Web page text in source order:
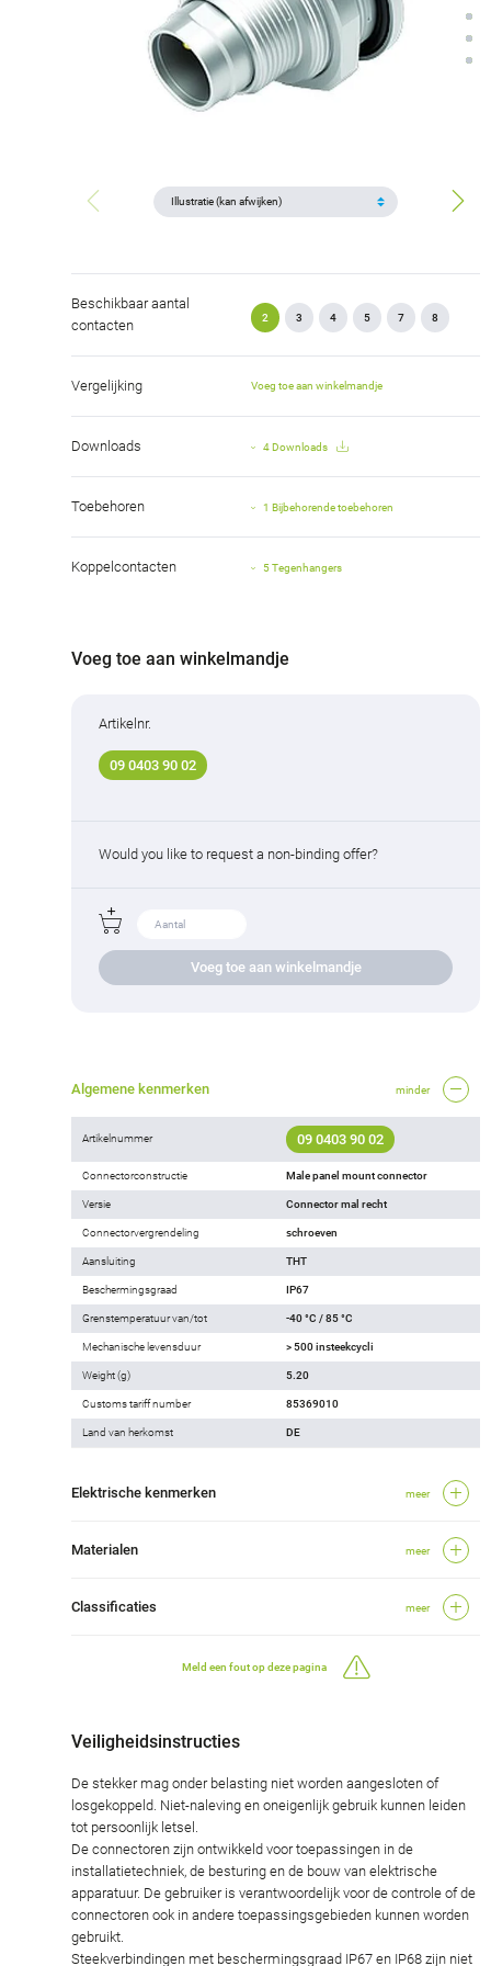
Beschikbaar aantal
contacten
2 3 4 5 7 8
Vergelijking Voeg toe aan winkelmandje
Downloads 4 Downloads
Toebehoren 1 Bijbehorende toebehoren
Koppelcontacten 5 Tegenhangers
Voeg toe aan winkelmandje
Artikelnr.
09 0403 90 02
Would you like to request a non-binding offer?
Voeg toe aan winkelmandje
Algemene kenmerken minder
Artikelnummer 09 0403 90 02
Connectorconstructie Male panel mount connector
Versie Connector mal recht
Connectorvergrendeling schroeven
Aansluiting THT
Beschermingsgraad IP67
Grenstemperatuur van/tot -40 °C / 85 °C
Mechanische levensduur > 500 insteekcycli
Weight (g) 5.20
Customs tariff number 85369010
Land van herkomst DE
Elektrische kenmerken meer
Materialen meer
Classificaties meer
Meld een fout op deze pagina
Veiligheidsinstructies
De stekker mag onder belasting niet worden aangesloten of
losgekoppeld. Niet-naleving en oneigenlijk gebruik kunnen leiden
tot persoonlijk letsel.
De connectoren zijn ontwikkeld voor toepassingen in de
installatietechniek, de besturing en de bouw van elektrische
apparatuur. De gebruiker is verantwoordelijk voor de controle of de
connectoren ook in andere toepassingsgebieden kunnen worden
gebruikt.
Steekverbindingen met beschermingsgraad IP67 en IP68 zijn niet